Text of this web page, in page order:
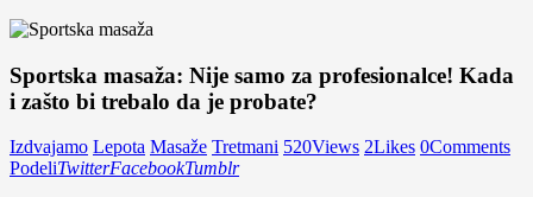
Sportska masaža: Nije samo za profesionalce! Kada
i zašto bi trebalo da je probate?
Izdvajamo Lepota Masaže Tretmani 520Views 2Likes 0Comments
PodeliTwitterFacebookTumblr